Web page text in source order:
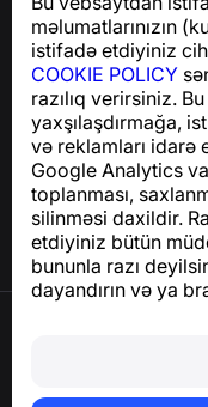
məlumatlarınızın
istifadə etdiyiniz
COOKIE POLICY
razılıq verirsiniz.
yaxşılaşdırmağa,
və reklamları idarə
Google Analytics
toplanması,
silinməsi daxildir.
etdiyiniz bütün
bununla razı
dayandırın və ya
GDPR uyğunluğu ilə
Yardım Mərkəzi
Xəbərlər və
Layihə haqqında
Əlaqə